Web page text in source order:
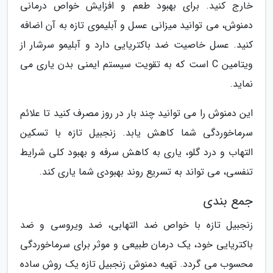
خارج کنید. برای بهبود طعم و افزایش خواص درمانی
دمنوش، می توانید میزانی عسل و آبلیموی تازه به آن اضافه
کنید. عسل خاصیت ضد باکتریایی دارد و آبلیمو سرشار از
ویتامین C است که به تقویت سیستم ایمنی بدن یاری می
نماید.
این دمنوش را می توانید چند بار در روز مصرف کنید تا علائم
سرماخوردگی شما کاهش یابد. زنجبیل تازه با تسکین
التهاب و درد گلو، یاری به کاهش سرفه و بهبود کلی شرایط
تنفسی، می تواند به تسریع روند بهبودی شما یاری کند.
جمع بندی
زنجبیل تازه با خواص ضد التهابی، ضد ویروسی و ضد
باکتریایی خود، یک درمان طبیعی و موثر برای سرماخوردگی
محسوب می گردد. تهیه دمنوش زنجبیل تازه یک روش ساده